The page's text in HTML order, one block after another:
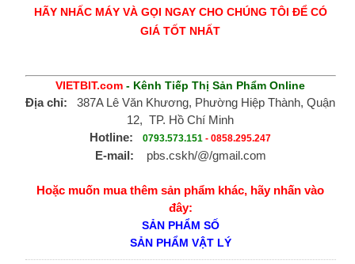
HÃY NHẤC MÁY VÀ GỌI NGAY CHO CHÚNG TÔI ĐỂ CÓ
GIÁ TỐT NHẤT
VIETBIT.com - Kênh Tiếp Thị Sản Phẩm Online
Địa chỉ: 387A Lê Văn Khương, Phường Hiệp Thành, Quận
12, TP. Hồ Chí Minh
Hotline:
0793.573.151 -0858.295.247
E-mail: pbs.cskh/@/gmail.com
Hoặc muốn mua thêm sản phẩm khác, hãy nhấn vào
đây:
SẢN PHẨM SỐ
SẢN PHẨM VẬT LÝ